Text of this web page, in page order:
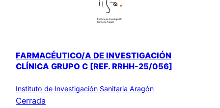
FARMACÉUTICO/A DE INVESTIGACIÓN
CLÍNICA GRUPO C [REF. RRHH-25/056]
Instituto de Investigación Sanitaria Aragón
Cerrada